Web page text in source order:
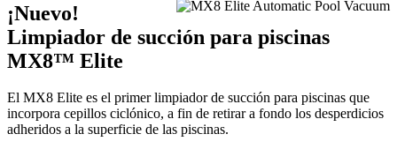
¡Nuevo!
Limpiador de succión para piscinas
MX8™ Elite
El MX8 Elite es el primer limpiador de succión para piscinas que
incorpora cepillos ciclónico, a fin de retirar a fondo los desperdicios
adheridos a la superficie de las piscinas.